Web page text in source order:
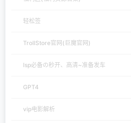
轻松签
TrollStore官网(巨魔官网)
lsp必备の秒开、高清~准备发车
GPT4
vip电影解析